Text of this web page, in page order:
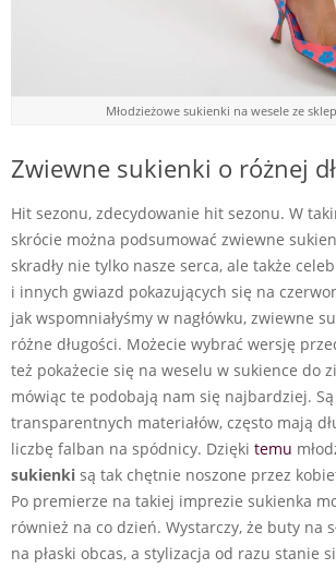
Młodzieżowe sukienki na wesele ze
Zwiewne sukienki o różnej
Hit sezonu, zdecydowanie hit sezonu. W
skrócie można podsumować zwiewne
skradły nie tylko nasze serca, ale także
i innych gwiazd pokazujących się na
jak wspomniałyśmy w nagłówku, zwiewne
różne długości. Możecie wybrać wersję
też pokażecie się na weselu w sukience do
mówiąc te podobają nam się najbardziej.
transparentnych materiałów, często mają
liczbę falban na spódnicy. Dzięki temu
sukienki są tak chętnie noszone przez
Po premierze na takiej imprezie sukienka
również na co dzień. Wystarczy, że buty na
na płaski obcas, a stylizacja od razu stanie